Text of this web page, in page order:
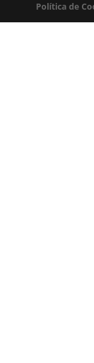
Política de